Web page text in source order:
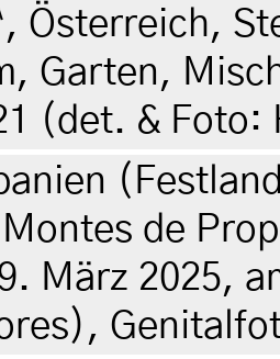
Österreich,
Garten,
(det. &
de
März 2025,